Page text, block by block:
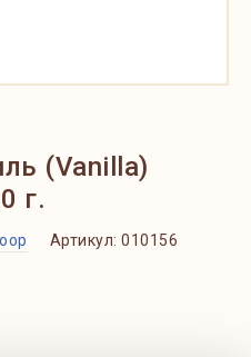
(Vanilla)
г.
Артикул: 010156